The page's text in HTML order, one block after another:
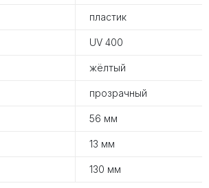
пластик
UV 400
жёлтый
прозрачный
56 мм
13 мм
130 мм